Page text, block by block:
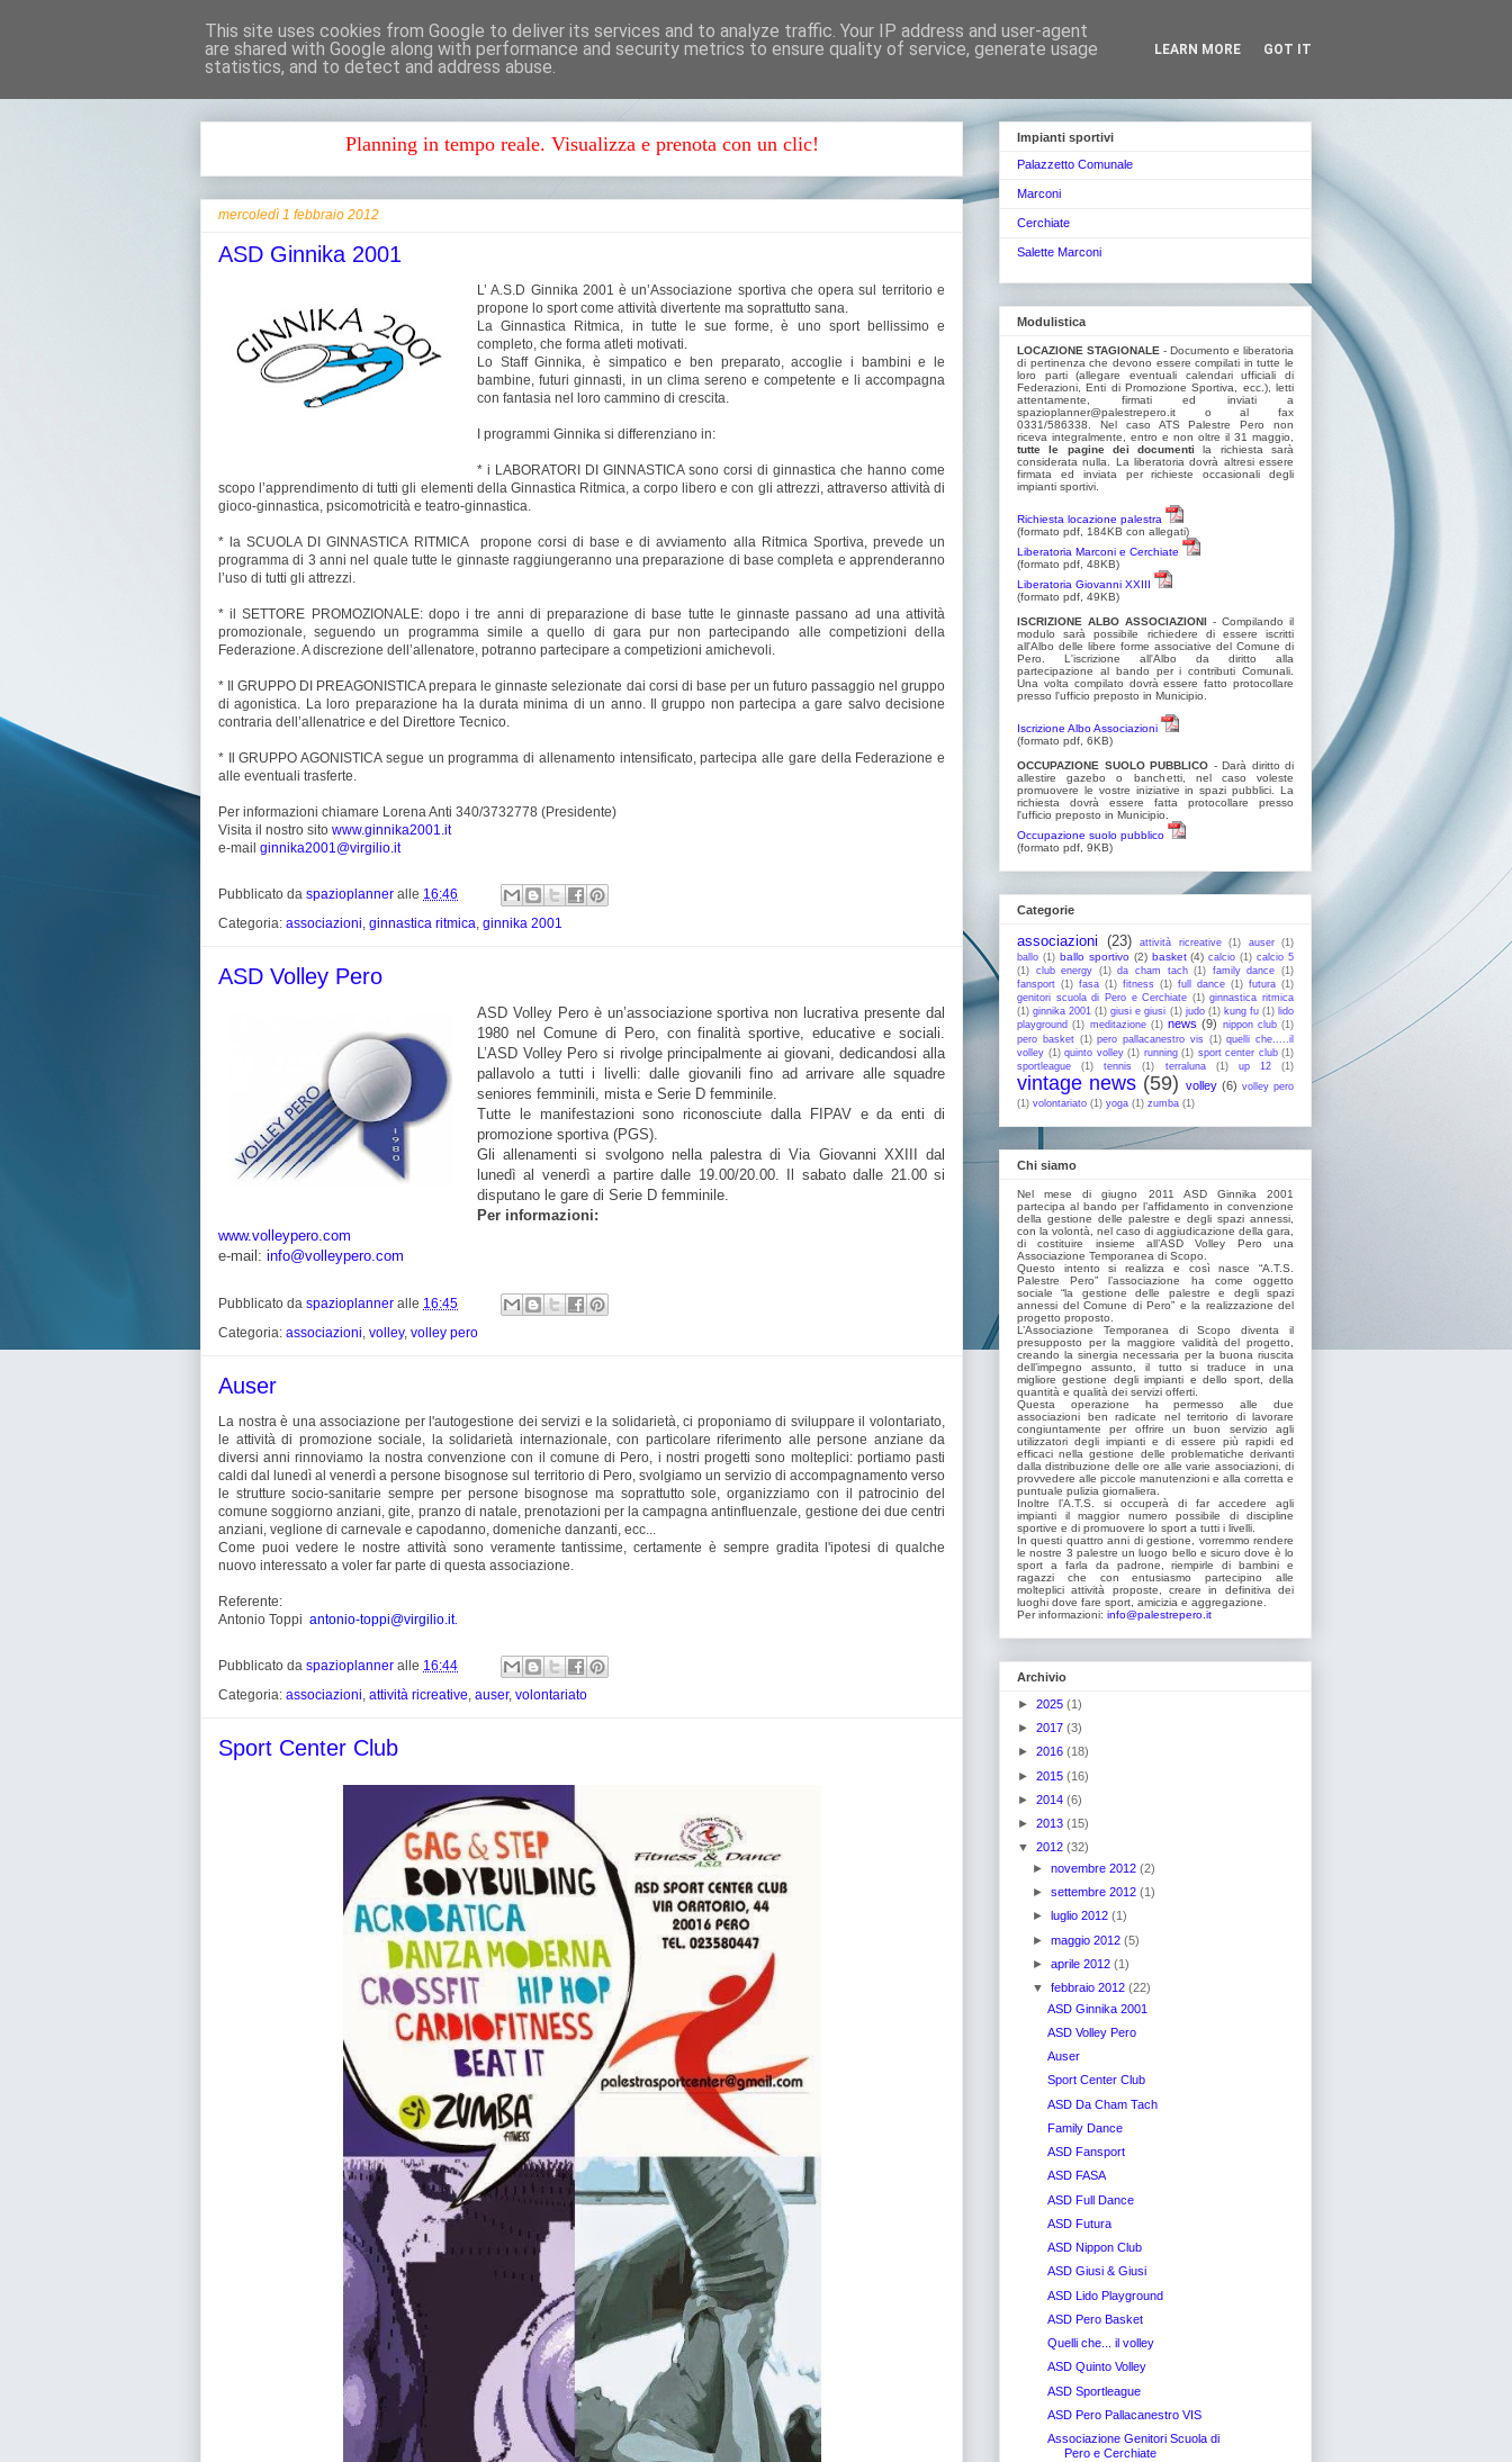
Planning in tempo reale. Visualizza e prenota con un clic!
mercoledì 1 febbraio 2012
ASD Ginnika 2001
L’ A.S.D Ginnika 2001 è un’Associazione sportiva che opera sul territorio e
propone lo sport come attività divertente ma soprattutto sana.
La Ginnastica Ritmica, in tutte le sue forme, è uno sport bellissimo e
completo, che forma atleti motivati.
Lo Staff Ginnika, è simpatico e ben preparato, accoglie i bambini e le
bambine, futuri ginnasti, in un clima sereno e competente e li accompagna
con fantasia nel loro cammino di crescita.
I programmi Ginnika si differenziano in:
* i LABORATORI DI GINNASTICA sono corsi di ginnastica che hanno come
scopo l’apprendimento di tutti gli elementi della Ginnastica Ritmica, a corpo libero e con gli attrezzi, attraverso attività di
gioco-ginnastica, psicomotricità e teatro-ginnastica.
* la SCUOLA DI GINNASTICA RITMICA propone corsi di base e di avviamento alla Ritmica Sportiva, prevede un
programma di 3 anni nel quale tutte le ginnaste raggiungeranno una preparazione di base completa e apprenderanno
l’uso di tutti gli attrezzi.
* il SETTORE PROMOZIONALE: dopo i tre anni di preparazione di base tutte le ginnaste passano ad una attività
promozionale, seguendo un programma simile a quello di gara pur non partecipando alle competizioni della
Federazione. A discrezione dell’allenatore, potranno partecipare a competizioni amichevoli.
* Il GRUPPO DI PREAGONISTICA prepara le ginnaste selezionate dai corsi di base per un futuro passaggio nel gruppo
di agonistica. La loro preparazione ha la durata minima di un anno. Il gruppo non partecipa a gare salvo decisione
contraria dell’allenatrice e del Direttore Tecnico.
* Il GRUPPO AGONISTICA segue un programma di allenamento intensificato, partecipa alle gare della Federazione e
alle eventuali trasferte.
Per informazioni chiamare Lorena Anti 340/3732778 (Presidente)
Visita il nostro sito www.ginnika2001.it
e-mail ginnika2001@virgilio.it
Pubblicato da spazioplanner alle 16:46
Categoria: associazioni, ginnastica ritmica, ginnika 2001
ASD Volley Pero
ASD Volley Pero è un’associazione sportiva non lucrativa presente dal
1980 nel Comune di Pero, con finalità sportive, educative e sociali.
L’ASD Volley Pero si rivolge principalmente ai giovani, dedicandosi alla
pallavolo a tutti i livelli: dalle giovanili fino ad arrivare alle squadre
seniores femminili, mista e Serie D femminile.
Tutte le manifestazioni sono riconosciute dalla FIPAV e da enti di
promozione sportiva (PGS).
Gli allenamenti si svolgono nella palestra di Via Giovanni XXIII dal
lunedì al venerdì a partire dalle 19.00/20.00. Il sabato dalle 21.00 si
disputano le gare di Serie D femminile.
Per informazioni:
www.volleypero.com
e-mail: info@volleypero.com
Pubblicato da spazioplanner alle 16:45
Categoria: associazioni, volley, volley pero
Auser
La nostra è una associazione per l'autogestione dei servizi e la solidarietà, ci proponiamo di sviluppare il volontariato,
le attività di promozione sociale, la solidarietà internazionale, con particolare riferimento alle persone anziane da
diversi anni rinnoviamo la nostra convenzione con il comune di Pero, i nostri progetti sono molteplici: portiamo pasti
caldi dal lunedì al venerdì a persone bisognose sul territorio di Pero, svolgiamo un servizio di accompagnamento verso
le strutture socio-sanitarie sempre per persone bisognose ma soprattutto sole,organizziamo con il patrocinio del
comune soggiorno anziani, gite, pranzo di natale, prenotazioni per la campagna antinfluenzale, gestione dei due centri
anziani, veglione di carnevale e capodanno, domeniche danzanti, ecc...
Come puoi vedere le nostre attività sono veramente tantissime, certamente è sempre gradita l'ipotesi di qualche
nuovo interessato a voler far parte di questa associazione.
Referente:
Antonio Toppi antonio-toppi@virgilio.it.
Pubblicato da spazioplanner alle 16:44
Categoria: associazioni, attività ricreative, auser, volontariato
Sport Center Club
Impianti sportivi
Palazzetto Comunale
Marconi
Cerchiate
Salette Marconi
Modulistica
LOCAZIONE STAGIONALE - Documento e liberatoria
di pertinenza che devono essere compilati in tutte le
loro parti (allegare eventuali calendari ufficiali di
Federazioni, Enti di Promozione Sportiva, ecc.), letti
attentamente, firmati ed inviati a
spazioplanner@palestrepero.it o al fax
0331/586338. Nel caso ATS Palestre Pero non
riceva integralmente, entro e non oltre il 31 maggio,
tutte le pagine dei documenti
la richiesta sarà
considerata nulla. La liberatoria dovrà altresi essere
firmata ed inviata per richieste occasionali degli
impianti sportivi.
Richiesta locazione palestra
(formato pdf, 184KB con allegati)
Liberatoria Marconi e Cerchiate
(formato pdf, 48KB)
Liberatoria Giovanni XXIII
(formato pdf, 49KB)
ISCRIZIONE ALBO ASSOCIAZIONI - Compilando il
modulo sarà possibile richiedere di essere iscritti
all'Albo delle libere forme associative del Comune di
Pero. L'iscrizione all'Albo da diritto alla
partecipazione al bando per i contributi Comunali.
Una volta compilato dovrà essere fatto protocollare
presso l'ufficio preposto in Municipio.
Iscrizione Albo Associazioni
(formato pdf, 6KB)
OCCUPAZIONE SUOLO PUBBLICO - Darà diritto di
allestire gazebo o banchetti, nel caso voleste
promuovere le vostre iniziative in spazi pubblici. La
richiesta dovrà essere fatta protocollare presso
l'ufficio preposto in Municipio.
Occupazione suolo pubblico
(formato pdf, 9KB)
Categorie
associazioni (23) attività ricreative (1) auser
(1)
ballo (1) ballo sportivo (2) basket (4) calcio (1) calcio 5
(1) club energy (1) da cham tach (1) family dance
(1)
fansport (1) fasa (1) fitness (1) full dance (1) futura (1)
genitori scuola di Pero e Cerchiate (1) ginnastica ritmica
(1) ginnika 2001 (1) giusi e giusi (1) judo (1) kung fu (1) lido
playground (1) meditazione (1) news (9) nippon club (1)
pero basket (1) pero pallacanestro vis (1) quelli che.....il
volley (1) quinto volley (1) running (1) sport center club (1)
sportleague
(1) tennis (1) terraluna (1) up 12 (1)
vintage news (59) volley (6) volley pero
(1) volontariato (1) yoga (1) zumba (1)
Chi siamo
Nel mese di giugno 2011 ASD Ginnika 2001
partecipa al bando per l’affidamento in convenzione
della gestione delle palestre e degli spazi annessi,
con la volontà, nel caso di aggiudicazione della gara,
di costituire insieme all’ASD Volley Pero una
Associazione Temporanea di Scopo.
Questo intento si realizza e così nasce “A.T.S.
Palestre Pero” l’associazione ha come oggetto
sociale “la gestione delle palestre e degli spazi
annessi del Comune di Pero” e la realizzazione del
progetto proposto.
L’Associazione Temporanea di Scopo diventa il
presupposto per la maggiore validità del progetto,
creando la sinergia necessaria per la buona riuscita
dell’impegno assunto, il tutto si traduce in una
migliore gestione degli impianti e dello sport, della
quantità e qualità dei servizi offerti.
Questa operazione ha permesso alle due
associazioni ben radicate nel territorio di lavorare
congiuntamente per offrire un buon servizio agli
utilizzatori degli impianti e di essere più rapidi ed
efficaci nella gestione delle problematiche derivanti
dalla distribuzione delle ore alle varie associazioni, di
provvedere alle piccole manutenzioni e alla corretta e
puntuale pulizia giornaliera.
Inoltre l’A.T.S. si occuperà di far accedere agli
impianti il maggior numero possibile di discipline
sportive e di promuovere lo sport a tutti i livelli.
In questi quattro anni di gestione, vorremmo rendere
le nostre 3 palestre un luogo bello e sicuro dove è lo
sport a farla da padrone, riempirle di bambini e
ragazzi che con entusiasmo partecipino alle
molteplici attività proposte, creare in definitiva dei
luoghi dove fare sport, amicizia e aggregazione.
Per informazioni: info@palestrepero.it
Archivio
► 2025 (1)
► 2017 (3)
► 2016 (18)
► 2015 (16)
► 2014 (6)
► 2013 (15)
▼ 2012 (32)
►novembre 2012(2)
►settembre 2012(1)
►
luglio 2012(1)
►maggio 2012(5)
►aprile 2012(1)
▼febbraio 2012(22)
ASD Ginnika 2001
ASD Volley Pero
Auser
Sport Center Club
ASD Da Cham Tach
Family Dance
ASD Fansport
ASD FASA
ASD Full Dance
ASD Futura
ASD Nippon Club
ASD Giusi & Giusi
ASD Lido Playground
ASD Pero Basket
Quelli che... il volley
ASD Quinto Volley
ASD Sportleague
ASD Pero Pallacanestro VIS
Associazione Genitori Scuola di
Pero e Cerchiate
This site uses cookies from Google to deliver its services and to analyze traffic. Your IP address and user-agent
are shared with Google along with performance and security metrics to ensure quality of service, generate usage
statistics, and to detect and address abuse.
LEARN MORE GOT IT